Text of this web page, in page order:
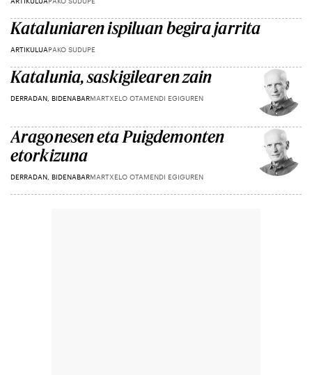
Kataluniaren ispiluan begira jarrita
ARTIKULUAPAKO SUDUPE
Katalunia, saskigilearen zain
DERRADAN, BIDENABARMARTXELO OTAMENDI EGIGUREN
Aragonesen eta Puigdemonten
etorkizuna
DERRADAN, BIDENABARMARTXELO OTAMENDI EGIGUREN